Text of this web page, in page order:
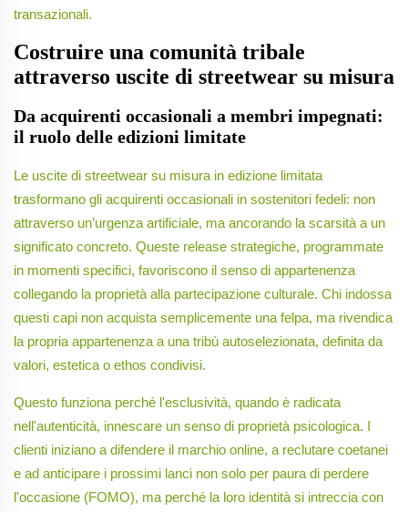
transazionali.
Costruire una comunità tribale
attraverso uscite di streetwear su misura
Da acquirenti occasionali a membri impegnati:
il ruolo delle edizioni limitate
Le uscite di streetwear su misura in edizione limitata
trasformano gli acquirenti occasionali in sostenitori fedeli: non
attraverso un’urgenza artificiale, ma ancorando la scarsità a un
significato concreto. Queste release strategiche, programmate
in momenti specifici, favoriscono il senso di appartenenza
collegando la proprietà alla partecipazione culturale. Chi indossa
questi capi non acquista semplicemente una felpa, ma rivendica
la propria appartenenza a una tribù autoselezionata, definita da
valori, estetica o ethos condivisi.
Questo funziona perché l'esclusività, quando è radicata
nell'autenticità, innescare un senso di proprietà psicologica. I
clienti iniziano a difendere il marchio online, a reclutare coetanei
e ad anticipare i prossimi lanci non solo per paura di perdere
l'occasione (FOMO), ma perché la loro identità si intreccia con